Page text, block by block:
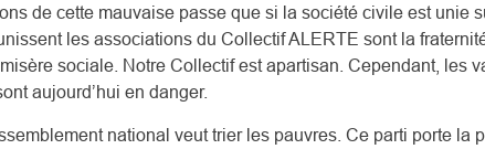
de cette mauvaise passe que si la société civile est unie
les associations du Collectif ALERTE sont la
sociale. Notre Collectif est apartisan. Cependant, les
aujourd’hui en danger.
national veut trier les pauvres. Ce parti porte la